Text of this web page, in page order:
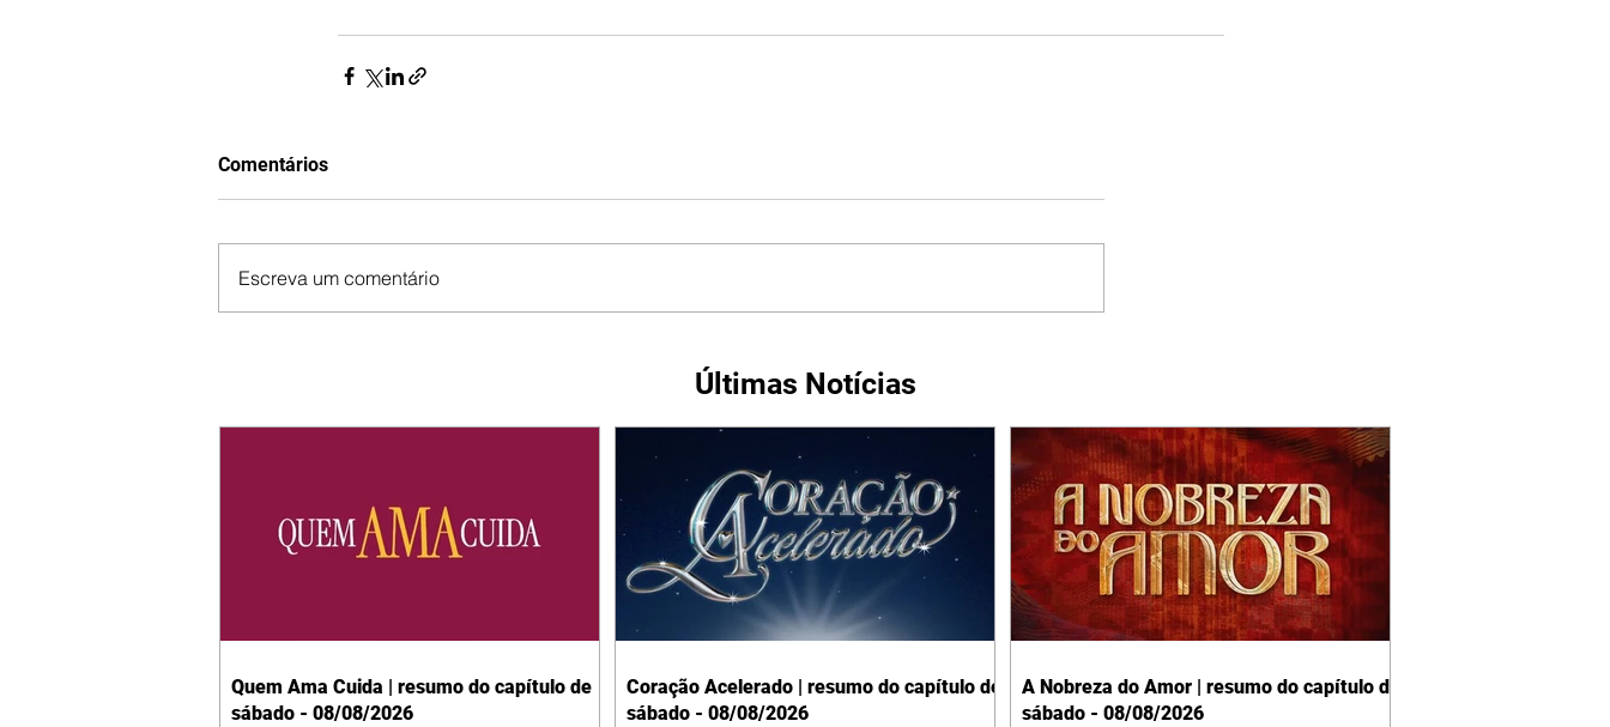
Comentários
Escreva um comentário
Últimas Notícias
Quem Ama Cuida | resumo do capítulo de
sábado - 08/08/2026
Coração Acelerado | resumo do capítulo de
sábado - 08/08/2026
A Nobreza do Amor | resumo do capítulo de
sábado - 08/08/2026